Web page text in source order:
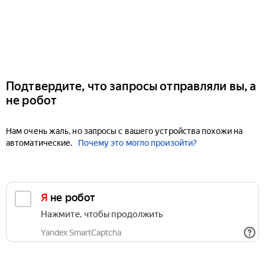
Подтвердите, что запросы отправляли вы, а
не робот
Нам очень жаль, но запросы с вашего устройства похожи на
автоматические.
Почему это могло произойти?
Я не робот
Нажмите, чтобы продолжить
Yandex SmartCaptcha